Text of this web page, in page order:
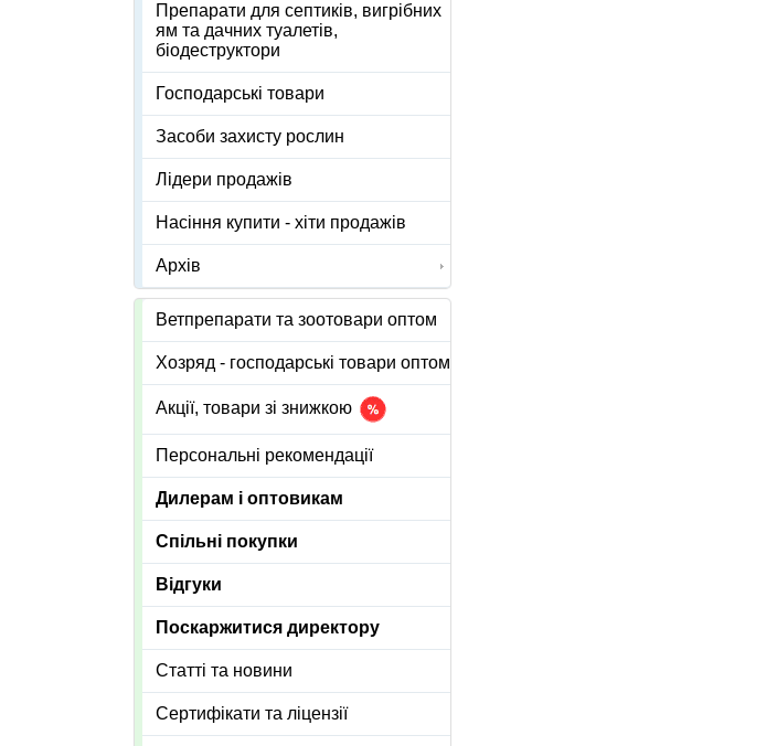
Препарати для септиків, вигрібних
ям та дачних туалетів,
біодеструктори
Господарські товари
Засоби захисту рослин
Лідери продажів
Насіння купити - хіти продажів
Архів
Ветпрепарати та зоотовари оптом
Хозряд - господарські товари оптом
Акції, товари зі знижкою
Персональні рекомендації
Дилерам і оптовикам
Спільні покупки
Відгуки
Поскаржитися директору
Статті та новини
Сертифікати та ліцензії